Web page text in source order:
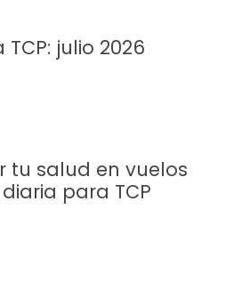
julio 2026
tu salud en vuelos
para TCP